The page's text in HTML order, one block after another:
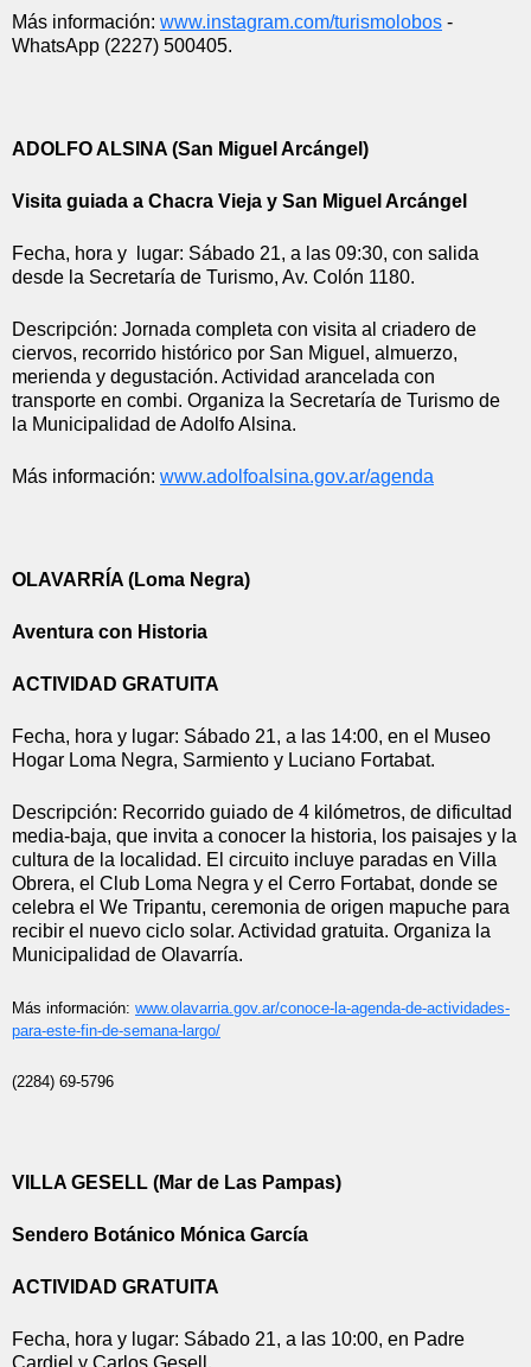
Más información: www.instagram.com/turismolobos -
WhatsApp (2227) 500405.
ADOLFO ALSINA (San Miguel Arcángel)
Visita guiada a Chacra Vieja y San Miguel Arcángel
Fecha, hora y  lugar: Sábado 21, a las 09:30, con salida
desde la Secretaría de Turismo, Av. Colón 1180.
Descripción: Jornada completa con visita al criadero de
ciervos, recorrido histórico por San Miguel, almuerzo,
merienda y degustación. Actividad arancelada con
transporte en combi. Organiza la Secretaría de Turismo de
la Municipalidad de Adolfo Alsina.
Más información: www.adolfoalsina.gov.ar/agenda
OLAVARRÍA (Loma Negra)
Aventura con Historia
ACTIVIDAD GRATUITA
Fecha, hora y lugar: Sábado 21, a las 14:00, en el Museo
Hogar Loma Negra, Sarmiento y Luciano Fortabat.
Descripción: Recorrido guiado de 4 kilómetros, de dificultad
media-baja, que invita a conocer la historia, los paisajes y la
cultura de la localidad. El circuito incluye paradas en Villa
Obrera, el Club Loma Negra y el Cerro Fortabat, donde se
celebra el We Tripantu, ceremonia de origen mapuche para
recibir el nuevo ciclo solar. Actividad gratuita. Organiza la
Municipalidad de Olavarría.
Más información: www.olavarria.gov.ar/conoce- la-agenda-de-actividades-
para-este-fin-de-semana-largo/
(2284) 69-5796
VILLA GESELL (Mar de Las Pampas)
Sendero Botánico Mónica García
ACTIVIDAD GRATUITA
Fecha, hora y lugar: Sábado 21, a las 10:00, en Padre
Cardiel y Carlos Gesell.